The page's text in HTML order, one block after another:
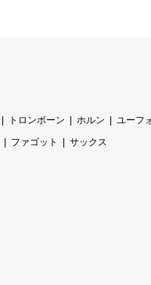
トロンボーン ホルン ユーフ
ファゴット
サックス